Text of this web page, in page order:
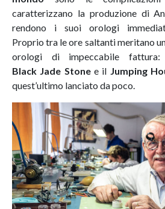
caratterizzano la produzione di
rendono i suoi orologi
Proprio tra le ore saltanti meritano
orologi di impeccabile
Black Jade Stonee il Jumping
quest’ultimo lanciato da poco.